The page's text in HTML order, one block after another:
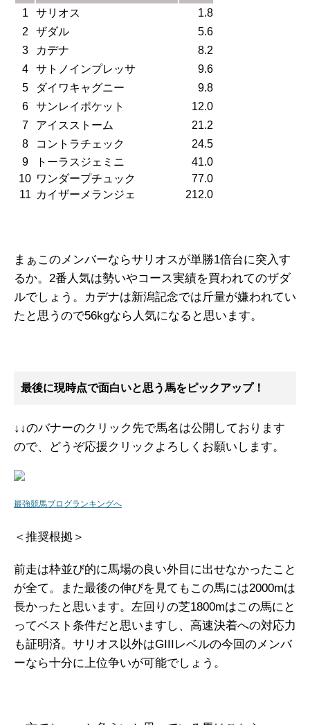
1 サリオス
1.8
2
ザダル
5.6
3
カデナ
8.2
4
サトノインプレッサ
9.6
5
ダイワキャグニー
9.8
6
サンレイポケット
12.0
7
アイスストーム
21.2
8
コントラチェック
24.5
9
トーラスジェミニ
41.0
10 ワンダープチュック
77.0
11 カイザーメランジェ 212.0
まぁこのメンバーならサリオスが単勝1倍台に突入す
るか。2番人気は勢いやコース実績を買われてのザダ
ルでしょう。カデナは新潟記念では斤量が嫌われてい
たと思うので56kgなら人気になると思います。
最後に現時点で面白いと思う馬をピックアップ！
↓↓のバナーのクリック先で馬名は公開しております
ので、どうぞ応援クリックよろしくお願いします。
最強競馬ブログランキングへ
＜推奨根拠＞
前走は枠並び的に馬場の良い外目に出せなかったこと
が全て。また最後の伸びを見てもこの馬には2000mは
長かったと思います。左回りの芝1800mはこの馬にと
ってベスト条件だと思いますし、高速決着への対応力
も証明済。サリオス以外はGIIIレベルの今回のメンバ
ーなら十分に上位争いが可能でしょう。